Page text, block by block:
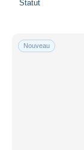
Statut
Nouveau